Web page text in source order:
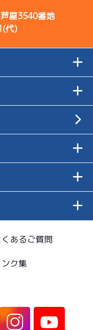
屋3540番地
代)
くあるご質問
ンク集